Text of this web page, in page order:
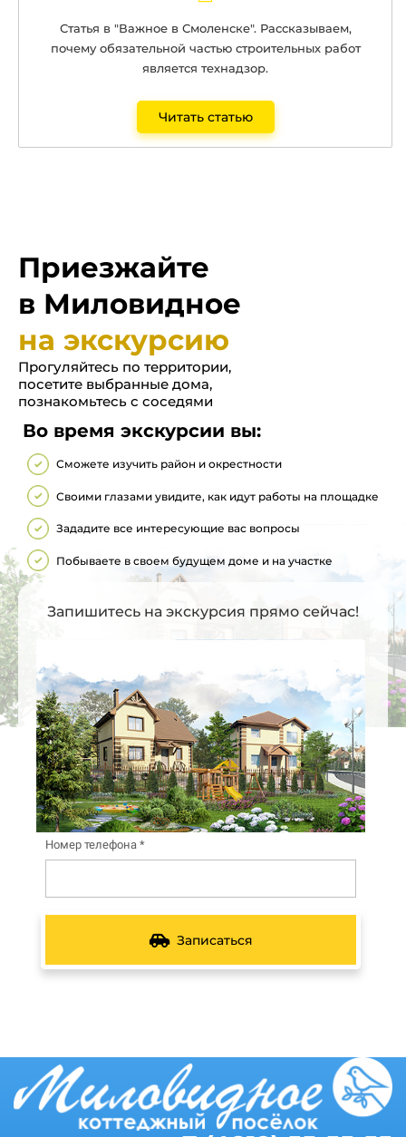
Статья в "Важное в Смоленске". Рассказываем,
почему обязательной частью строительных работ
является технадзор.
Читать статью
Приезжайте
в Миловидное
на экскурсию
Прогуляйтесь по территории,
посетите выбранные дома,
познакомьтесь с соседями
Во время экскурсии вы:
Сможете изучить район и окрестности
Своими глазами увидите, как идут работы на площадке
Зададите все интересующие вас вопросы
Побываете в своем будущем доме и на участке
Запишитесь на экскурсия прямо сейчас!
Номер телефона *
Записаться